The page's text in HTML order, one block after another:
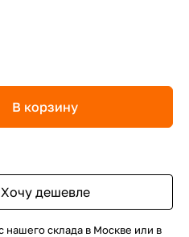
В корзину
Хочу дешевле
нашего склада в Москве или в